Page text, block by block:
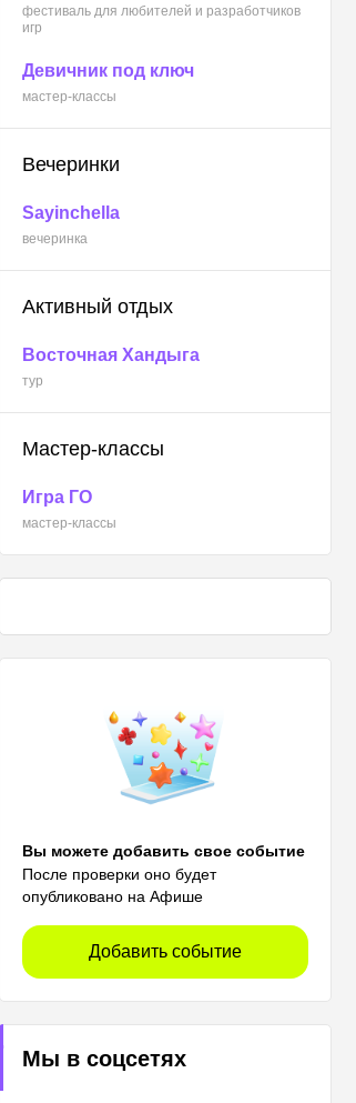
Купить билеты
фестиваль для любителей и разработчиков
игр
Девичник под ключ
мастер-классы
Вечеринки
Sayinchella
вечеринка
Активный отдых
Восточная Хандыга
тур
Мастер-классы
Игра ГО
мастер-классы
Вы можете добавить свое событие
После проверки оно будет
опубликовано на Афише
Добавить событие
Мы в соцсетях